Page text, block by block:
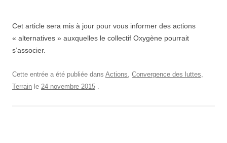
Cet article sera mis à jour pour vous informer des actions
« alternatives » auxquelles le collectif Oxygène pourrait
s’associer.
Cette entrée a été publiée dans Actions, Convergence des luttes,
Terrain le 24 novembre 2015 .